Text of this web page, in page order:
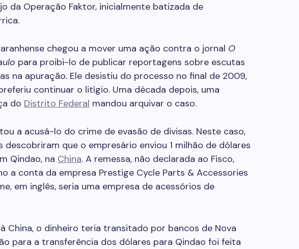
da Operação Faktor, inicialmente batizada de
chegou a mover uma ação contra o jornal O
para proibi-lo de publicar reportagens sobre escutas
na apuração. Ele desistiu do processo no final de 2009,
continuar o litígio. Uma década depois, uma
do Distrito Federal mandou arquivar o caso.
a acusá-lo do crime de evasão de divisas. Neste caso,
descobriram que o empresário enviou 1 milhão de dólares
Qindao, na China. A remessa, não declarada ao Fisco,
a conta da empresa Prestige Cycle Parts & Accessories
em inglês, seria uma empresa de acessórios de
China, o dinheiro teria transitado por bancos de Nova
para a transferência dos dólares para Qindao foi feita